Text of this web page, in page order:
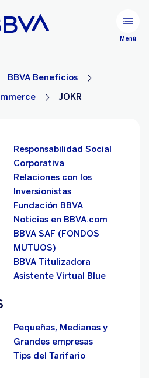
Menú
BBVA Beneficios
JOKR
Responsabilidad Social
Corporativa
Relaciones con los
Inversionistas
Fundación BBVA
Noticias en BBVA.com
BBVA SAF (FONDOS
MUTUOS)
BBVA Titulizadora
Asistente Virtual Blue
Pequeñas, Medianas y
Grandes empresas
Tips del Tarifario